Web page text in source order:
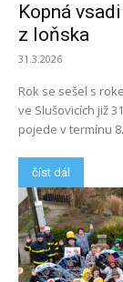
Kopná
z loňska
31.3.2026
Rok se sešel s
ve Slušovicích již
pojede v termínu 8.
číst dál